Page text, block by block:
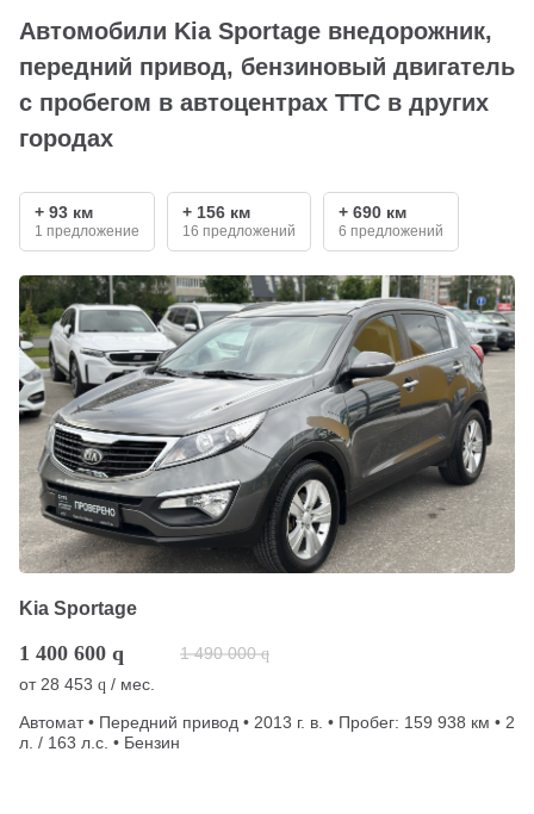
Автомобили Kia Sportage внедорожник,
передний привод, бензиновый двигатель
с пробегом в автоцентрах ТТС в других
городах
+ 93 км
1 предложение
+ 156 км
16 предложений
+ 690 км
6 предложений
Kia Sportage
1 400 600 q 1 490 000 q
от28 453 q / мес.
Автомат • Передний привод • 2013 г. в. • Пробег: 159 938 км • 2
л. / 163 л.с. • Бензин